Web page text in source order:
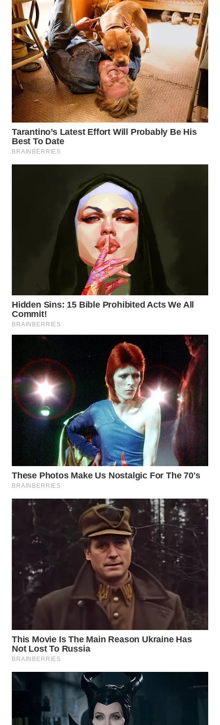
WN
SIMALUNGUN
WN
LABUHANBATU
WN
TAPANULI
TENGAH
WN DELI
SERDANG
WN
BEKASI
WN
WN
DEPOK
WN
TAPANULI
UTARA
WN
SAMOSIR
PADANG
LAWAS
WN
WN
CIANJUR
WN
TANGERANG